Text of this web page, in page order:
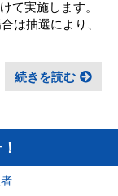
て実施します。
は抽選により、
続きを読む